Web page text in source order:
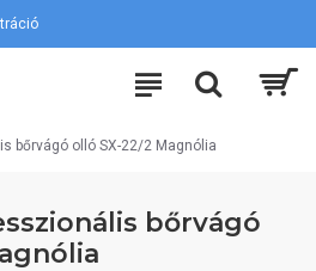
bőrvágó olló SX-22/2 Magnólia
bőrvágó